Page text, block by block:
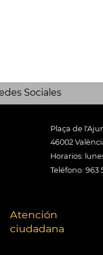
Sociales
Plaça de
46002
Horarios:
Teléfono: 963
Atención
ciudadana